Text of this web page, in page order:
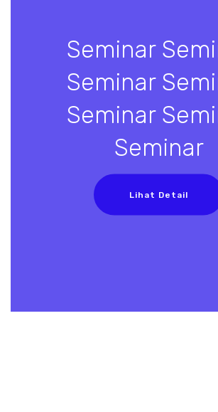
Seminar
Seminar
Seminar
Seminar
Lihat Detail